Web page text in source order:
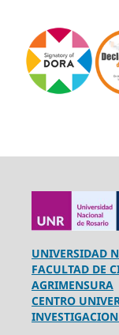
UNIVERSIDAD
FACULTAD DE
AGRIMENSURA
CENTRO